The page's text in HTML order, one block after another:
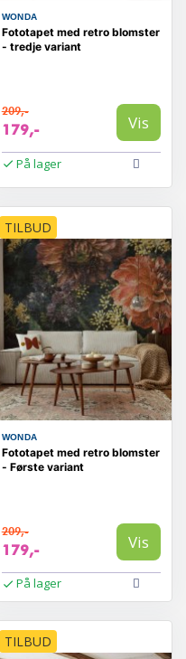
WONDA
Fototapet med retro blomster
- tredje variant
209,-
179,- Vis
På lager
TILBUD
WONDA
Fototapet med retro blomster
- Første variant
209,-
179,- Vis
På lager
TILBUD